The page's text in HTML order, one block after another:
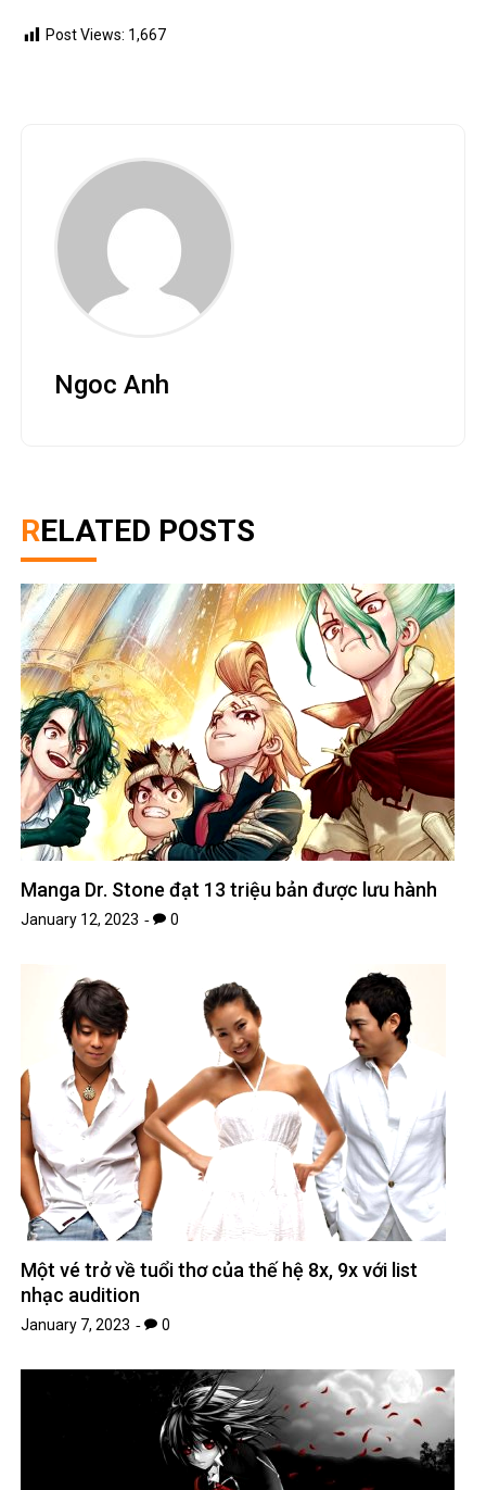
Post Views: 1,667
Ngoc Anh
RELATED POSTS
Manga Dr. Stone đạt 13 triệu bản được lưu hành
January 12, 2023 0
Một vé trở về tuổi thơ của thế hệ 8x, 9x với list
nhạc audition
January 7, 2023 0